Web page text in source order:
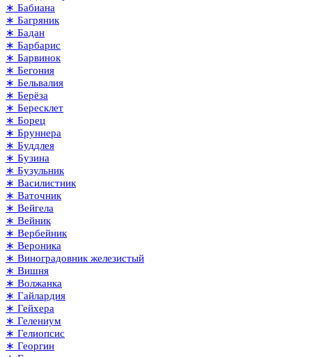
∗ Бабиана
∗ Багряник
∗ Бадан
∗ Барбарис
∗ Барвинок
∗ Бегония
∗ Бельвалия
∗ Берёза
∗ Бересклет
∗ Борец
∗ Бруннера
∗ Буддлея
∗ Бузина
∗ Бузульник
∗ Василистник
∗ Ваточник
∗ Вейгела
∗ Вейник
∗ Вербейник
∗ Вероника
∗ Виноградовник железистый
∗ Вишня
∗ Волжанка
∗ Гайлардия
∗ Гейхера
∗ Гелениум
∗ Гелиопсис
∗ Георгин